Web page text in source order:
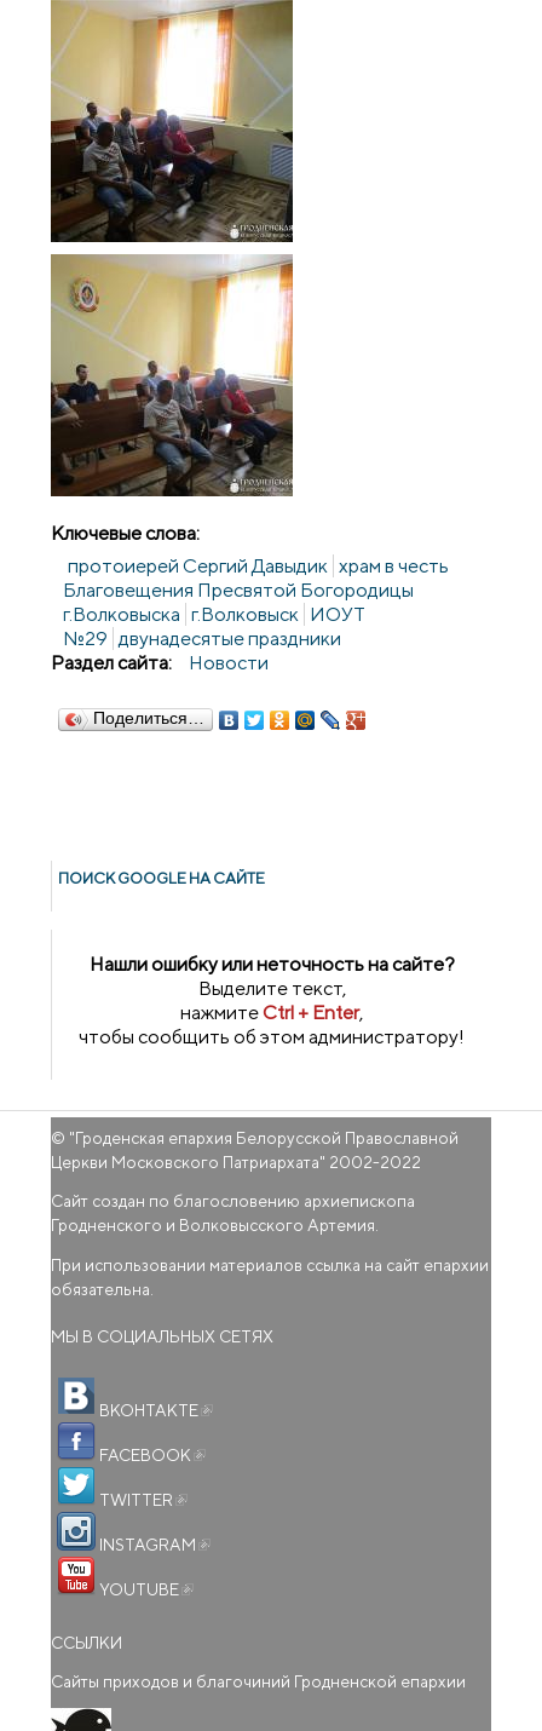
Ключевые слова:
протоиерей Сергий Давыдик храм в честь
Благовещения Пресвятой Богородицы
г.Волковыска г.Волковыск ИОУТ
№29 двунадесятые праздники
Раздел сайта:
Новости
Поделиться…
ПОИСК GOОGLE НА САЙТЕ
Нашли ошибку или неточность на сайте?
Выделите текст,
нажмитеCtrl + Enter,
чтобы сообщить об этом администратору!
© "Гроденская епархия Белорусской Православной
Церкви Московского Патриархата" 2002-2022
Сайт создан по благословению архиепископа
Гродненского и Волковысского Артемия.
При использовании материалов ссылка на сайт епархии
обязательна.
МЫ В СОЦИАЛЬНЫХ СЕТЯХ
ВКОНТАКТЕ
FACEBOOK
TWITTER
INSTAGRAM
YOUTUBE
ССЫЛКИ
Сайты приходов и благочиний Гродненской епархии